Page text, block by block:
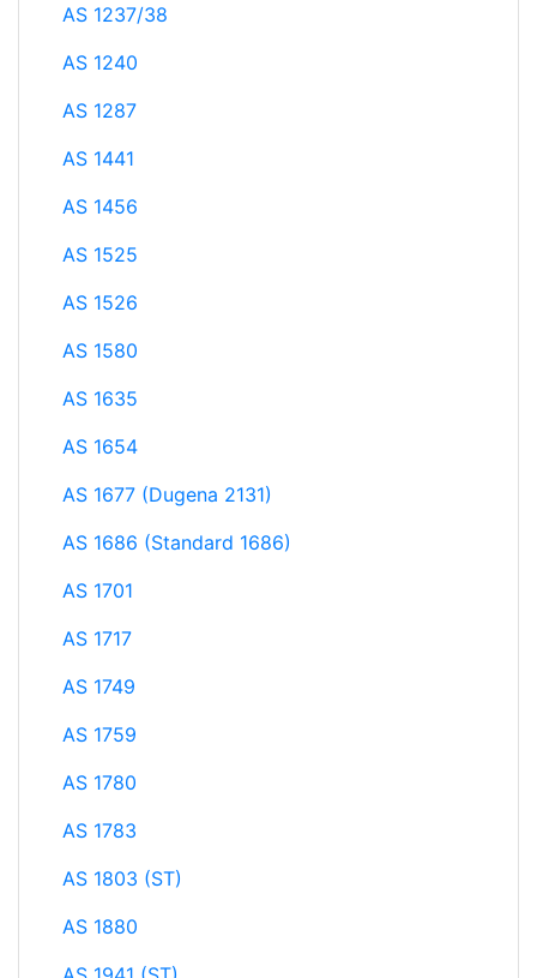
AS 1237/38
AS 1240
AS 1287
AS 1441
AS 1456
AS 1525
AS 1526
AS 1580
AS 1635
AS 1654
AS 1677 (Dugena 2131)
AS 1686 (Standard 1686)
AS 1701
AS 1717
AS 1749
AS 1759
AS 1780
AS 1783
AS 1803 (ST)
AS 1880